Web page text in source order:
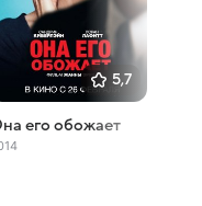
5,7
его обожает